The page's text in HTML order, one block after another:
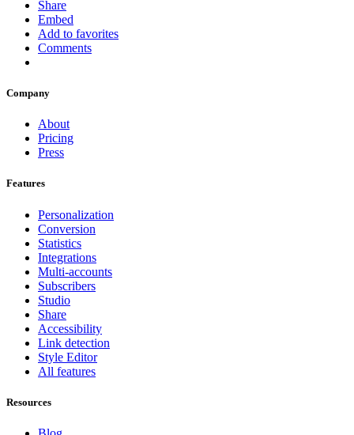
Share
Embed
Add to favorites
Comments
Company
About
Pricing
Press
Features
Personalization
Conversion
Statistics
Integrations
Multi-accounts
Subscribers
Studio
Share
Accessibility
Link detection
Style Editor
All features
Resources